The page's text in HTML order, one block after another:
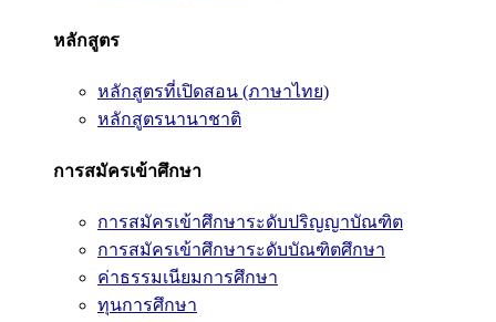
หลักสูตร
หลักสูตรที่เปิดสอน (ภาษาไทย)
หลักสูตรนานาชาติ
การสมัครเข้าศึกษา
การสมัครเข้าศึกษาระดับปริญญาบัณฑิต
การสมัครเข้าศึกษาระดับบัณฑิตศึกษา
ค่าธรรมเนียมการศึกษา
ทุนการศึกษา